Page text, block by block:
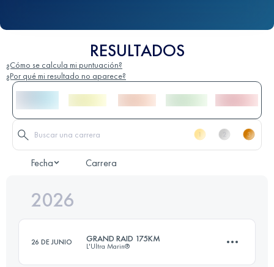
RESULTADOS
¿Cómo se calcula mi puntuación?
¿Por qué mi resultado no aparece?
Fecha Carrera
2026
26 DE JUNIO GRAND RAID 175KM
L'Ultra Marin®